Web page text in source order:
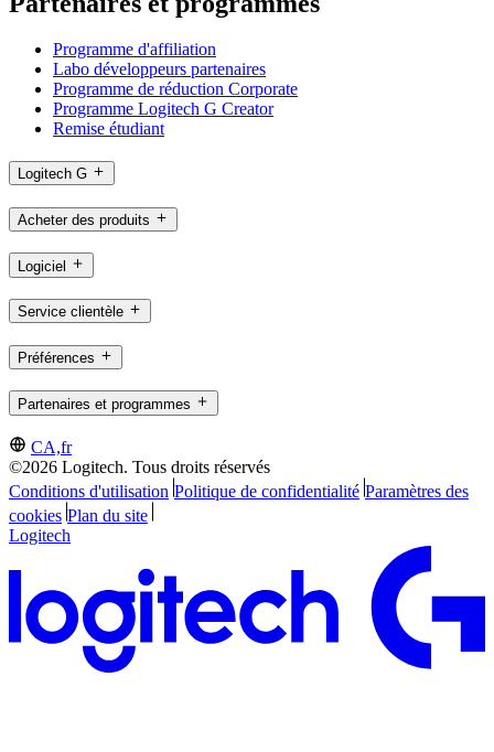
Programme d'affiliation
Labo développeurs partenaires
Programme de réduction Corporate
Programme Logitech G Creator
Remise étudiant
Logitech G
Acheter des produits
Logiciel
Service clientèle
Préférences
Partenaires et programmes
CA,fr
©2026 Logitech. Tous droits réservés
Conditions d'utilisation Politique de confidentialité Paramètres des
cookies Plan du site
Logitech